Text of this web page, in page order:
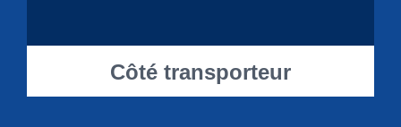
Côté transporteur